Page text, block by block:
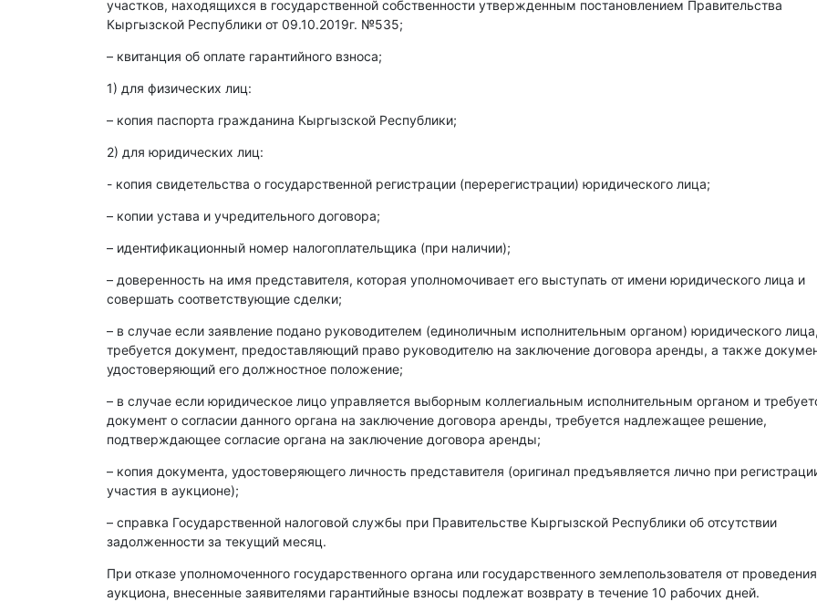
участков, находящихся в государственной собственности утвержденным постановлением Правительства
Кыргызской Республики от 09.10.2019г. №535;
– квитанция об оплате гарантийного взноса;
1) для физических лиц:
– копия паспорта гражданина Кыргызской Республики;
2) для юридических лиц:
- копия свидетельства о государственной регистрации (перерегистрации) юридического лица;
– копии устава и учредительного договора;
– идентификационный номер налогоплательщика (при наличии);
– доверенность на имя представителя, которая уполномочивает его выступать от имени юридического лица и
совершать соответствующие сделки;
– в случае если заявление подано руководителем (единоличным исполнительным органом) юридического лица,
требуется документ, предоставляющий право руководителю на заключение договора аренды, а также
удостоверяющий его должностное положение;
– в случае если юридическое лицо управляется выборным коллегиальным исполнительным органом и
документ о согласии данного органа на заключение договора аренды, требуется надлежащее решение,
подтверждающее согласие органа на заключение договора аренды;
– копия документа, удостоверяющего личность представителя (оригинал предъявляется лично при
участия в аукционе);
– справка Государственной налоговой службы при Правительстве Кыргызской Республики об отсутствии
задолженности за текущий месяц.
При отказе уполномоченного государственного органа или государственного землепользователя от проведения
аукциона, внесенные заявителями гарантийные взносы подлежат возврату в течение 10 рабочих дней.